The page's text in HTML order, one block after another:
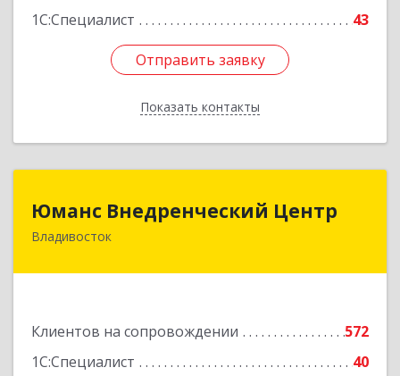
1С:Специалист
43
Отправить заявку
Показать контакты
Отправить заявку
Назад
Юманс Внедренческий Центр
Владивосток
Клиентов на сопровождении
572
1С:Специалист
40
Юманс Внедренческий Центр
690014, Приморский край, Владивосток г,